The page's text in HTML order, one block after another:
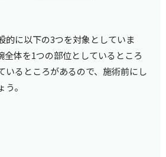
的に以下の3つを対象としていま
全体を1つの部位としているところ
いるところがあるので、施術前にし
。